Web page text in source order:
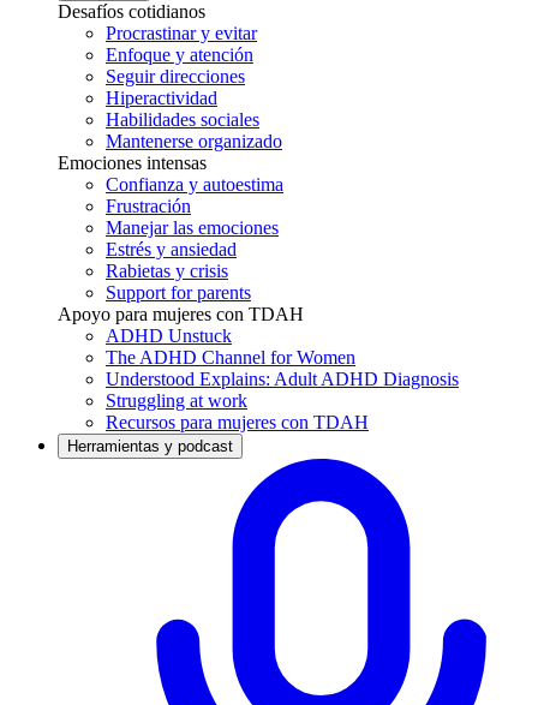
Desafíos cotidianos
Procrastinar y evitar
Enfoque y atención
Seguir direcciones
Hiperactividad
Habilidades sociales
Mantenerse organizado
Emociones intensas
Confianza y autoestima
Frustración
Manejar las emociones
Estrés y ansiedad
Rabietas y crisis
Support for parents
Apoyo para mujeres con TDAH
ADHD Unstuck
The ADHD Channel for Women
Understood Explains: Adult ADHD Diagnosis
Struggling at work
Recursos para mujeres con TDAH
Herramientas y podcast